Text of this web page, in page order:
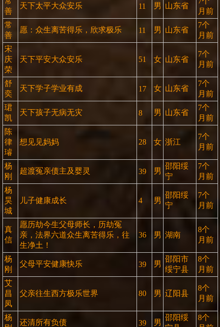
善
天下太平大众安乐 11 男 山东省
月前
常
善
愿：众生离苦得乐，欣求极乐 11 男 山东省
7个
月前
宋
庆
荣
天下平安大众安乐 51 女 山东省
7个
月前
舒
奕
天下学子学业有成 17 女 山东省
7个
月前
珺
凯
天下孩子无病无灾 8 男 山东省
7个
月前
陈
律
璿
想见见妈妈 28 女 浙江
7个
月前
杨
刚
超渡冤亲债主及婴灵 39 男
邵阳绥
宁
7个
月前
杨
昊
城
儿子健康成长 4 男
邵阳绥
宁
7个
月前
真
信
愿历劫今生父母师长，历劫冤
亲，法界六道众生离苦得乐，往
生净土！
36 男 湖南
8个
月前
杨
刚
父母平安健康快乐 39 男
邵阳市
绥宁县
8个
月前
艾
昌
凤
父亲往生西方极乐世界 80 男 辽阳县
8个
月前
杨
还清所有负债 39 男
邵阳绥
8个